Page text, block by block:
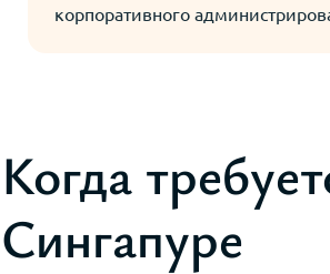
корпоративного
Когда
Сингапуре